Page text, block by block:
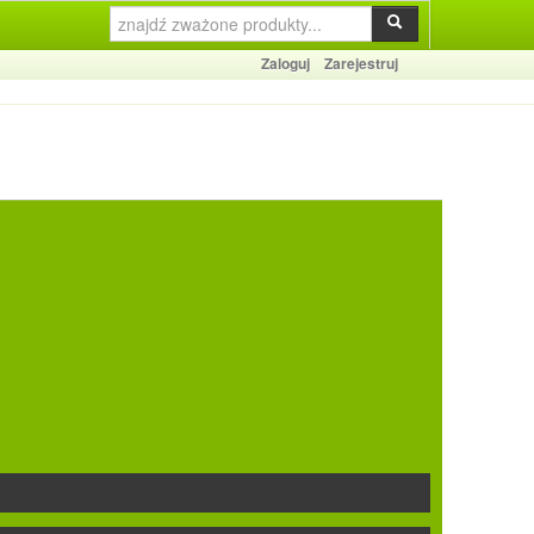
Zaloguj
Zarejestruj